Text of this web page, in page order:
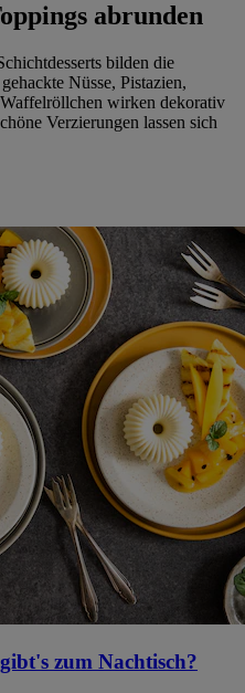
abrunden
bilden die
Nüsse, Pistazien,
wirken dekorativ
Verzierungen lassen sich
zum Nachtisch?